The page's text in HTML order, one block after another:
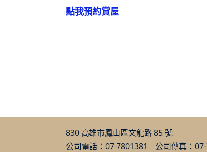
點我預約賞屋
830 高雄市鳳山區文龍路 85 號
公司電話：07-7801381 公司傳真：